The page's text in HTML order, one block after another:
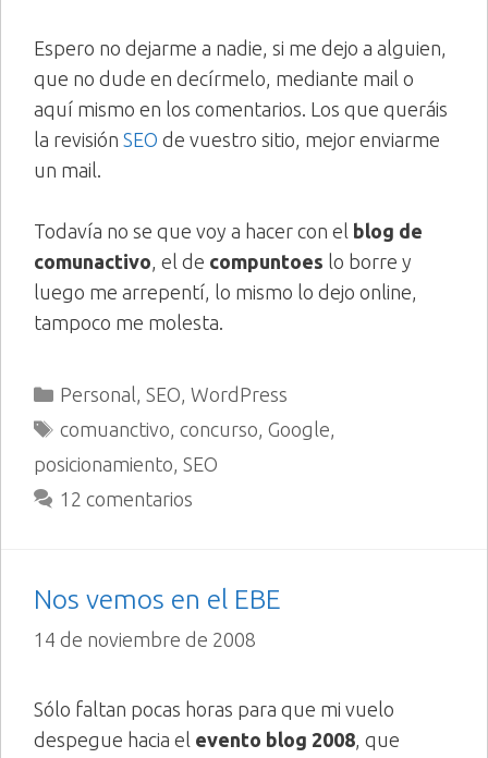
Espero no dejarme a nadie, si me dejo a alguien,
que no dude en decírmelo, mediante mail o
aquí mismo en los comentarios. Los que queráis
la revisión SEO de vuestro sitio, mejor enviarme
un mail.
Todavía no se que voy a hacer con el blog de
comunactivo, el de compuntoes lo borre y
luego me arrepentí, lo mismo lo dejo online,
tampoco me molesta.
Categorías
Personal, SEO, WordPress
Etiquetas
comuanctivo, concurso, Google,
posicionamiento, SEO
12 comentarios
Nos vemos en el EBE
14 de noviembre de 2008
Sólo faltan pocas horas para que mi vuelo
despegue hacia el evento blog 2008, que